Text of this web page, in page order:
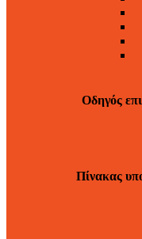
Οδηγός
Πίνακας